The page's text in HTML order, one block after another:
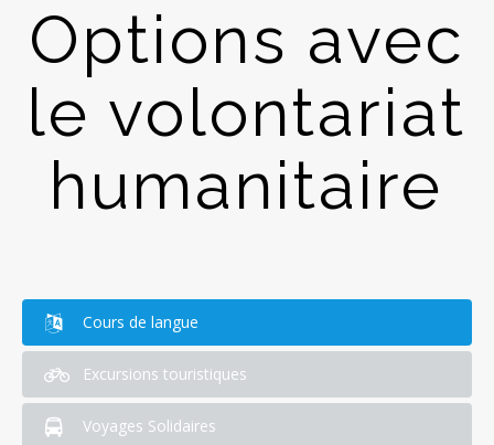
Options avec
le volontariat
humanitaire
Cours de langue
Excursions touristiques
Voyages Solidaires